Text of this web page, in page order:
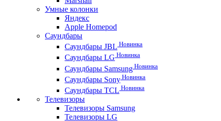
Умные колонки
Яндекс
Apple Homepod
Саундбары
Саундбары JBL Новинка
Саундбары LG Новинка
Саундбары Samsung Новинка
Саундбары Sony Новинка
Саундбары TCL Новинка
Телевизоры
Телевизоры Samsung
Телевизоры LG